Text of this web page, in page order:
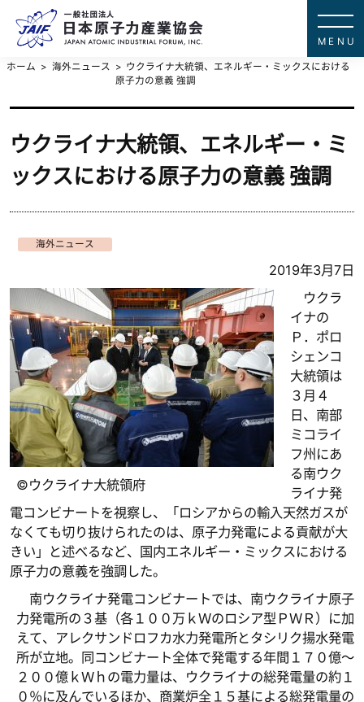
ホーム 海外ニュース
ウクライナ大統領、エネルギー・ミックスにおける
原子力の意義 強調
ウクライナ大統領、エネルギー・ミ
ックスにおける原子力の意義 強調
海外ニュース
2019年3月7日
©ウクライナ大統領府
ウクラ
イナの
Ｐ．ポロ
シェンコ
大統領は
３月４
日、南部
ミコライ
フ州にあ
る南ウク
ライナ発
電コンビナートを視察し、「ロシアからの輸入天然ガスが
なくても切り抜けられたのは、原子力発電による貢献が大
きい」と述べるなど、国内エネルギー・ミックスにおける
原子力の意義を強調した。
南ウクライナ発電コンビナートでは、南ウクライナ原子
力発電所の３基（各１００万ｋＷのロシア型ＰＷＲ）に加
えて、アレクサンドロフカ水力発電所とタシリク揚水発電
所が立地。同コンビナート全体で発電する年間１７０億～
２００億ｋＷｈの電力量は、ウクライナの総発電量の約１
０％に及んでいるほか、商業炉全１５基による総発電量の